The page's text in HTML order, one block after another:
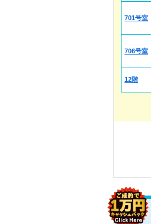
701号室
706号室
12階